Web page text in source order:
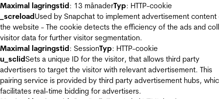
Maximal lagringstid: 13 månaderTyp: HTTP-cookie
_screloadUsed by Snapchat to implement advertisement content
the website - The cookie detects the efficiency of the ads and
visitor data for further visitor segmentation.
Maximal lagringstid: SessionTyp: HTTP-cookie
u_sclidSets a unique ID for the visitor, that allows third party
advertisers to target the visitor with relevant advertisement. This
pairing service is provided by third party advertisement hubs,
facilitates real-time bidding for advertisers.